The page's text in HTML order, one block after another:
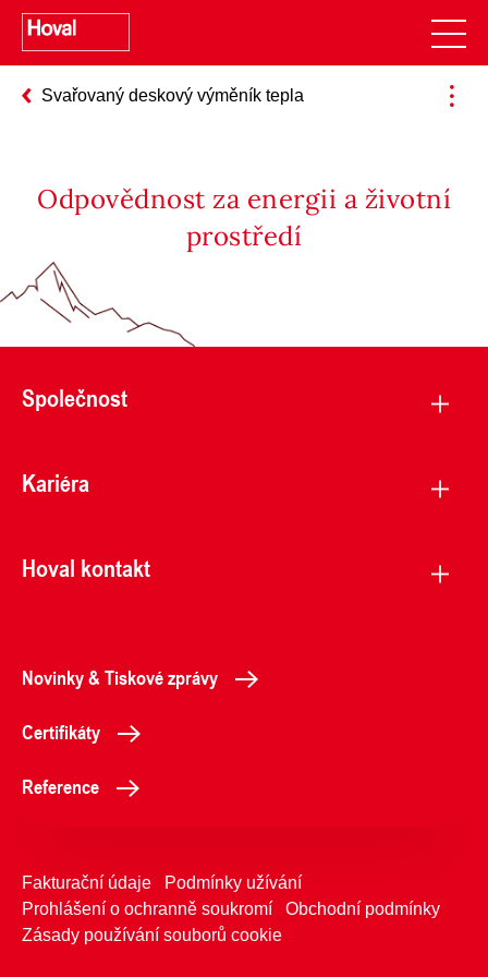
Svařovaný deskový výměník tepla
Odpovědnost za energii a životní
prostředí
Společnost
Kariéra
Hoval kontakt
Novinky & Tiskové zprávy
Certifikáty
Reference
Fakturační údaje
Podmínky užívání
Prohlášení o ochranně soukromí
Obchodní podmínky
Zásady používání souborů cookie